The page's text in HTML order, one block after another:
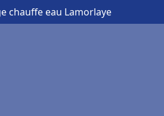
chauffe eau Lamorlaye